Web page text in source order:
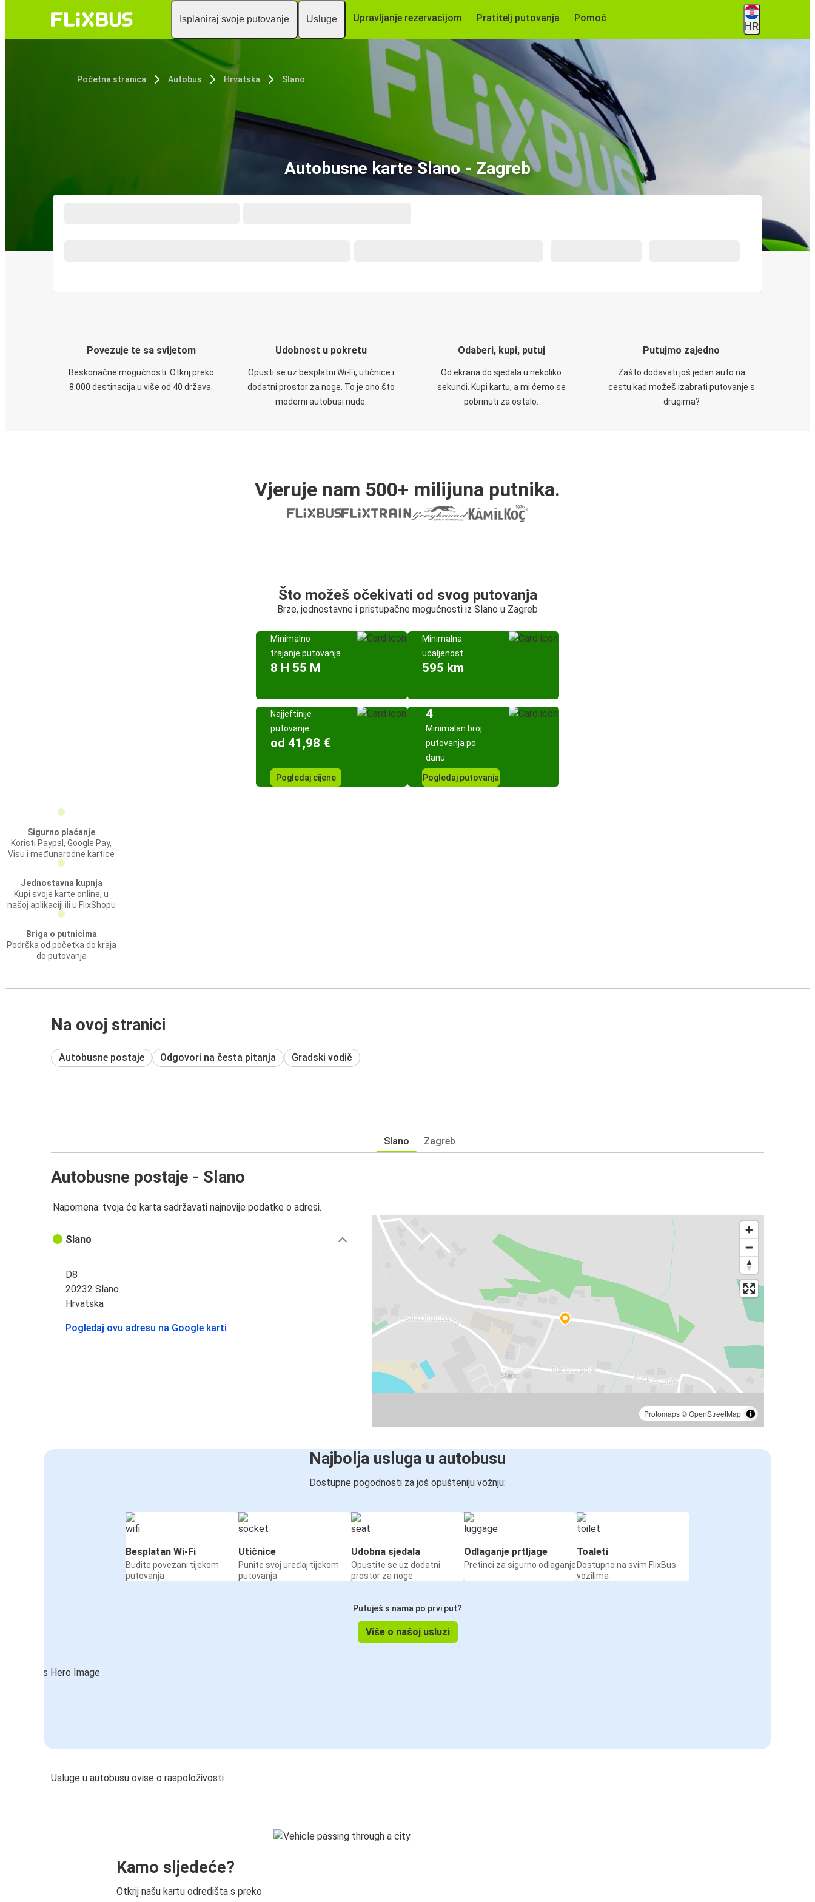
Isplaniraj svoje putovanje Usluge Upravljanje rezervacijom Pratitelj putovanja Pomoć
HR
Početna stranica Autobus Hrvatska Slano
Autobusne karte Slano - Zagreb
Povezuje te sa svijetom
Beskonačne mogućnosti. Otkrij preko
8.000 destinacija u više od 40 država.
Udobnost u pokretu
Opusti se uz besplatni Wi-Fi, utičnice i
dodatni prostor za noge. To je ono što
moderni autobusi nude.
Odaberi, kupi, putuj
Od ekrana do sjedala u nekoliko
sekundi. Kupi kartu, a mi ćemo se
pobrinuti za ostalo.
Putujmo zajedno
Zašto dodavati još jedan auto na
cestu kad možeš izabrati putovanje s
drugima?
Vjeruje nam 500+ milijuna putnika.
Što možeš očekivati od svog putovanja
Brze, jednostavne i pristupačne mogućnosti iz Slano u Zagreb
Minimalno
trajanje putovanja
8 H 55 M
Minimalna
udaljenost
595 km
Najjeftinije
putovanje
od 41,98 €
Pogledaj cijene
4
Minimalan broj
putovanja po
danu
Pogledaj putovanja
Sigurno plaćanje
Koristi Paypal, Google Pay,
Visu i međunarodne kartice
Jednostavna kupnja
Kupi svoje karte online, u
našoj aplikaciji ili u FlixShopu
Briga o putnicima
Podrška od početka do kraja
do putovanja
Na ovoj stranici
Autobusne postaje Odgovori na česta pitanja Gradski vodič
Slano Zagreb
Autobusne postaje - Slano
Napomena: tvoja će karta sadržavati najnovije podatke o adresi.
Protomaps©OpenStreetMap
Slano
D8
20232 Slano
Hrvatska
Pogledaj ovu adresu na Google karti
Najbolja usluga u autobusu
Dostupne pogodnosti za još opušteniju vožnju:
Besplatan Wi-Fi
Budite povezani tijekom
putovanja
Utičnice
Punite svoj uređaj tijekom
putovanja
Udobna sjedala
Opustite se uz dodatni
prostor za noge
Odlaganje prtljage
Pretinci za sigurno odlaganje
Toaleti
Dostupno na svim FlixBus
vozilima
Putuješ s nama po prvi put?
Više o našoj usluzi
Usluge u autobusu ovise o raspoloživosti
Kamo sljedeće?
Otkrij našu kartu odredišta s preko